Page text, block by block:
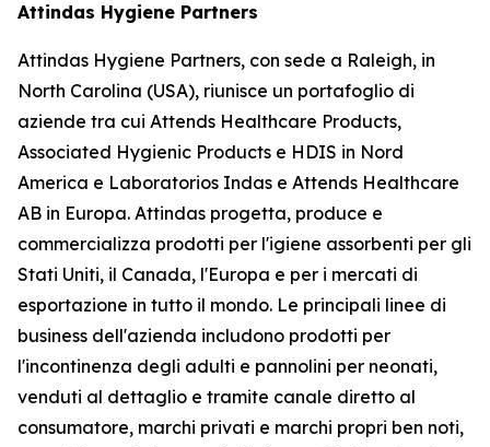
Attindas Hygiene Partners
Attindas Hygiene Partners, con sede a Raleigh, in
North Carolina (USA), riunisce un portafoglio di
aziende tra cui Attends Healthcare Products,
Associated Hygienic Products e HDIS in Nord
America e Laboratorios Indas e Attends Healthcare
AB in Europa. Attindas progetta, produce e
commercializza prodotti per l'igiene assorbenti per gli
Stati Uniti, il Canada, l'Europa e per i mercati di
esportazione in tutto il mondo. Le principali linee di
business dell'azienda includono prodotti per
l'incontinenza degli adulti e pannolini per neonati,
venduti al dettaglio e tramite canale diretto al
consumatore, marchi privati ​​e marchi propri ben noti,